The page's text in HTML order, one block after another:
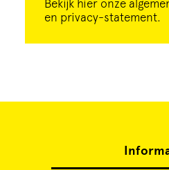
Bekijk hier onze
en privacy-statement.